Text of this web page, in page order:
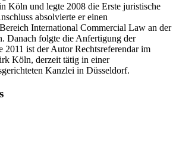
1981 in Haan, studierte
Köln und legte 2008 die Erste juristische
absolvierte er einen
International Commercial Law an der
Danach folgte die Anfertigung der
ist der Autor Rechtsreferendar im
Köln, derzeit tätig in einer